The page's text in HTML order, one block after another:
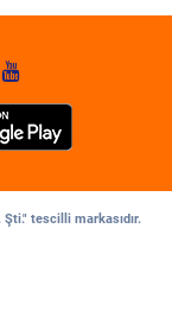
tescilli markasıdır.